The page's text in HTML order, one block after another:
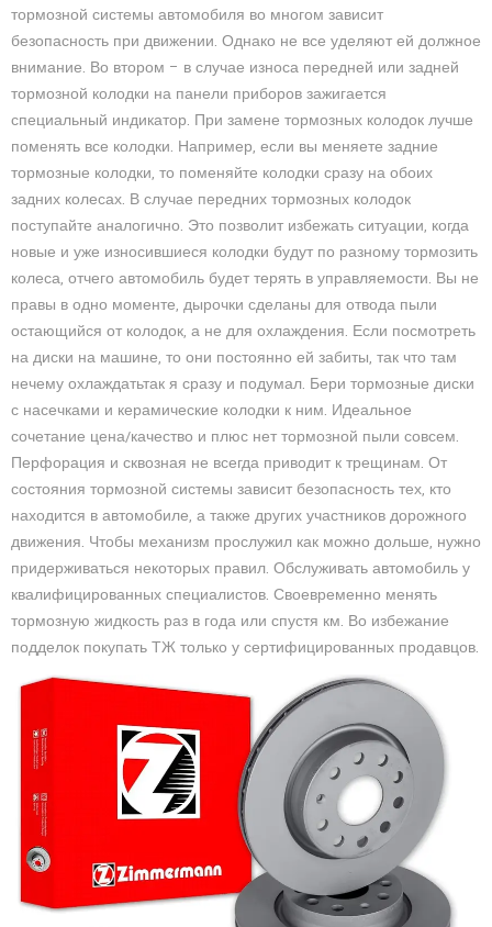
тормозной системы автомобиля во многом зависит
безопасность при движении. Однако не все уделяют ей должное
внимание. Во втором – в случае износа передней или задней
тормозной колодки на панели приборов зажигается
специальный индикатор. При замене тормозных колодок лучше
поменять все колодки. Например, если вы меняете задние
тормозные колодки, то поменяйте колодки сразу на обоих
задних колесах. В случае передних тормозных колодок
поступайте аналогично. Это позволит избежать ситуации, когда
новые и уже износившиеся колодки будут по разному тормозить
колеса, отчего автомобиль будет терять в управляемости. Вы не
правы в одно моменте, дырочки сделаны для отвода пыли
остающийся от колодок, а не для охлаждения. Если посмотреть
на диски на машине, то они постоянно ей забиты, так что там
нечему охлаждатьтак я сразу и подумал. Бери тормозные диски
с насечками и керамические колодки к ним. Идеальное
сочетание цена/качество и плюс нет тормозной пыли совсем.
Перфорация и сквозная не всегда приводит к трещинам. От
состояния тормозной системы зависит безопасность тех, кто
находится в автомобиле, а также других участников дорожного
движения. Чтобы механизм прослужил как можно дольше, нужно
придерживаться некоторых правил. Обслуживать автомобиль у
квалифицированных специалистов. Своевременно менять
тормозную жидкость раз в года или спустя км. Во избежание
подделок покупать ТЖ только у сертифицированных продавцов.